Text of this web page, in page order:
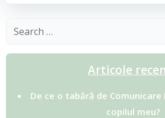
Search
Articole
De ce o tabără de
copilul meu?